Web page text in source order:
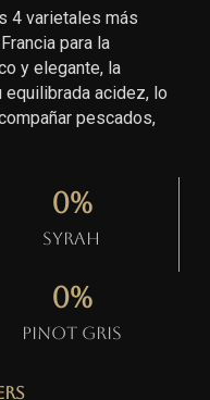
4 varietales más
para la
y elegante, la
acidez, lo
pescados,
Syrah
0%
Pinot gris
0%